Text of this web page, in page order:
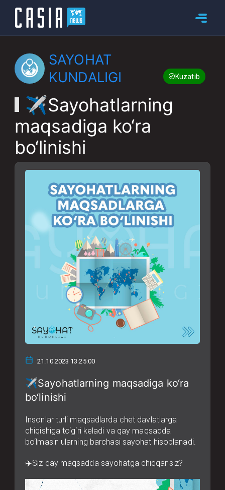
SAYOHAT
KUNDALIGI
Kuzatib boring
✈️Sayohatlarning
maqsadiga ko‘ra
bo‘linishi
21.10.2023 13:25:00
✈️Sayohatlarning maqsadiga ko‘ra
bo‘linishi
Insonlar turli maqsadlarda chet davlatlarga
chiqishiga to‘g‘ri keladi va qay maqsadda
bo‘lmasin ularning barchasi sayohat hisoblanadi.
✈️Siz qay maqsadda sayohatga chiqqansiz?